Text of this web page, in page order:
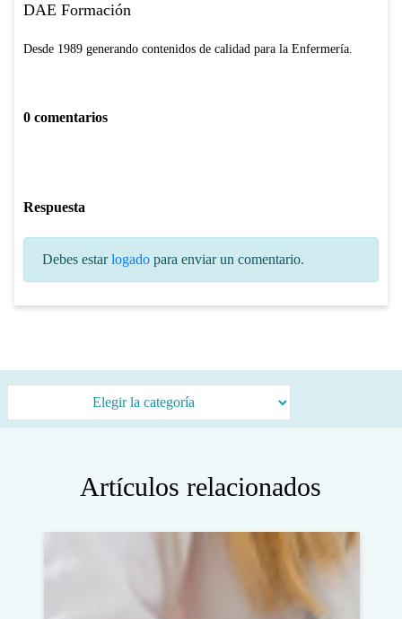
DAE Formación
Desde 1989 generando contenidos de calidad para la Enfermería.
0 comentarios
Respuesta
Debes estarlogadopara enviar un comentario.
Artículos relacionados